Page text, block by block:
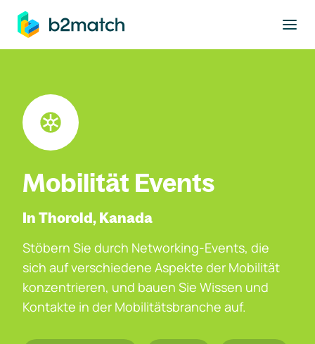
springen
Mobilität Events
In Thorold, Kanada
Stöbern Sie durch Networking-Events, die
sich auf verschiedene Aspekte der Mobilität
konzentrieren, und bauen Sie Wissen und
Kontakte in der Mobilitätsbranche auf.